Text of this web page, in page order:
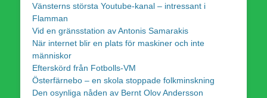
Vänsterns största Youtube-kanal – intressant i
Flamman
Vid en gränsstation av Antonis Samarakis
När internet blir en plats för maskiner och inte
människor
Efterskörd från Fotbolls-VM
Österfärnebo – en skola stoppade folkminskning
Den osynliga nåden av Bernt Olov Andersson